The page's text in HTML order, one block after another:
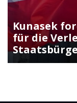
Kunasek
für die